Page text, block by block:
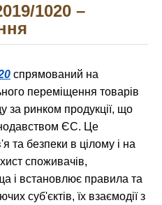
1020 –
спрямований на
переміщення товарів
за ринком продукції, що
ЄС. Це
та безпеки в цілому і на
споживачів,
і встановлює правила та
суб'єктів, їх взаємодії з